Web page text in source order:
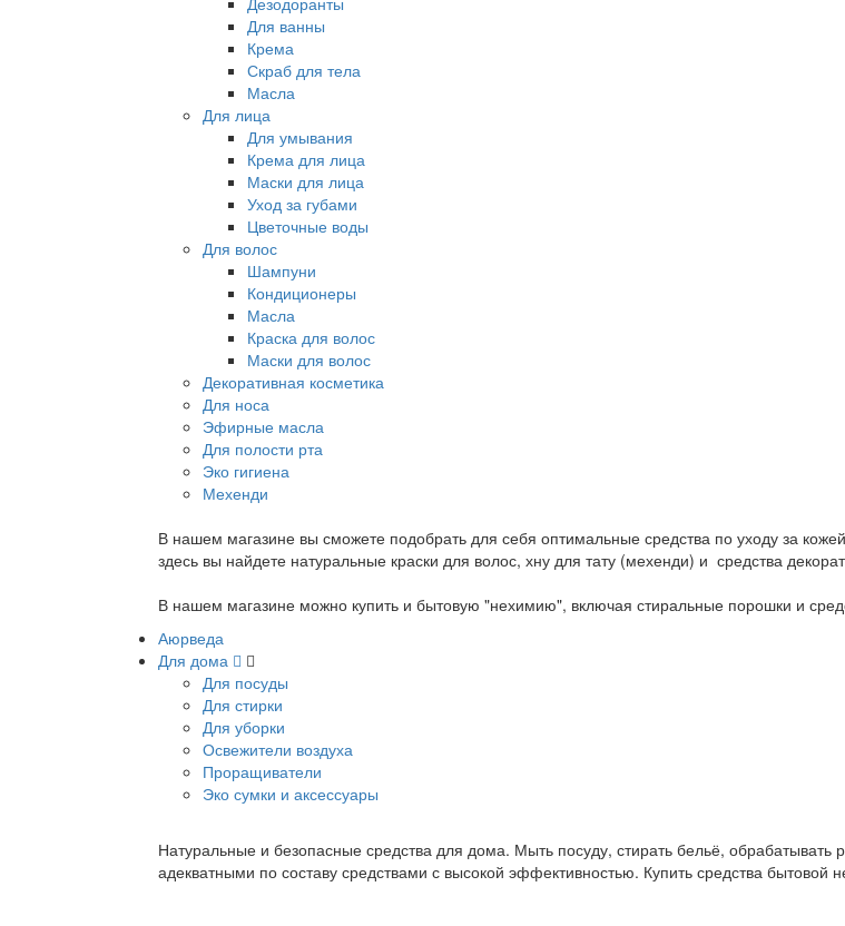
Для ванны
Крема
Скраб для тела
Масла
Для лица
Для умывания
Крема для лица
Маски для лица
Уход за губами
Цветочные воды
Для волос
Шампуни
Кондиционеры
Масла
Краска для волос
Маски для волос
Декоративная косметика
Для носа
Эфирные масла
Для полости рта
Эко гигиена
Мехенди
В нашем магазине вы сможете подобрать для себя оптимальные средства по уходу за
здесь вы найдете натуральные краски для волос, хну для тату (мехенди) и средства
В нашем магазине можно купить и бытовую "нехимию", включая стиральные порошки и
Аюрведа
Для дома
Для посуды
Для стирки
Для уборки
Освежители воздуха
Проращиватели
Эко сумки и аксессуары
Натуральные и безопасные средства для дома. Мыть посуду, стирать бельё,
адекватными по составу средствами с высокой эффективностью. Купить средства